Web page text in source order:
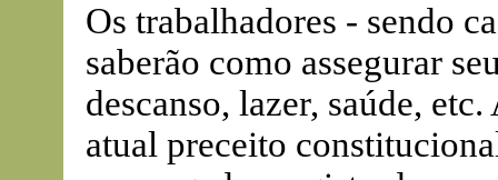
Os trabalhadores - sendo
saberão como assegurar
descanso, lazer, saúde,
atual preceito